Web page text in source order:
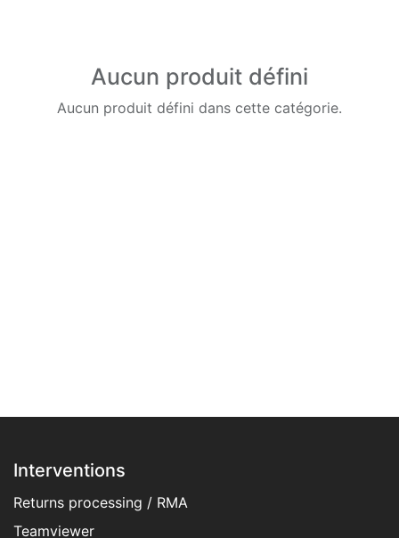
Aucun produit défini
Aucun produit défini dans cette catégorie.
Interventions
Returns processing / RMA
Teamviewer